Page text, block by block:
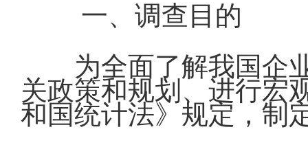
一、调查目的
为全面了解我国企
关政策和规划、进行宏
和国统计法》规定，制